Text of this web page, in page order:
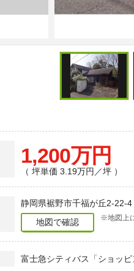
1,200万円
（ 坪単価 3.19万円／坪 ）
静岡県裾野市千福が丘2-22-4
地図で確認
※地図上
富士急シティバス「ショッ